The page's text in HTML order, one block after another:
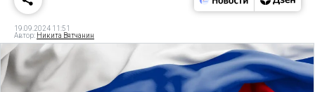
19.09.2024 11:51
Автор: Никита Вятчанин